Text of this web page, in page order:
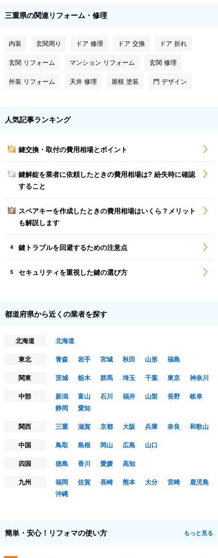
三重県の関連リフォーム・修理
内装 玄関周り ドア 修理 ドア 交換 ドア 折れ
玄関 リフォーム マンション リフォーム 玄関 修理
外装 リフォーム 天井 修理 屋根 塗装 門 デザイン
人気記事ランキング
1 鍵交換・取付の費用相場とポイント
2
鍵解錠を業者に依頼したときの費用相場は? 紛失時に確認
すること
3
スペアキーを作成したときの費用相場はいくら？メリット
も解説します
4 鍵トラブルを回避するための注意点
5 セキュリティを重視した鍵の選び方
都道府県から近くの業者を探す
北海道
北海道
東北
青森 岩手 宮城 秋田 山形
福島
関東
茨城 栃木 群馬 埼玉 千葉 東京
神奈川
中部
新潟 富山 石川 福井 山梨 長野
岐阜
静岡
愛知
関西
三重 滋賀 京都 大阪 兵庫 奈良
和歌山
中国
鳥取 島根 岡山 広島
山口
四国
徳島 香川 愛媛
高知
九州
福岡 佐賀 長崎 熊本 大分 宮崎
鹿児島
沖縄
簡単・安心！リフォマの使い方 もっと見る